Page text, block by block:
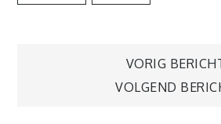
VORIG
VOLGEND